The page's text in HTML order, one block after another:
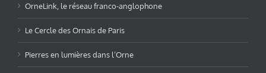
OrneLink, le réseau franco-anglophone
Le Cercle des Ornais de Paris
Pierres en lumières dans l’Orne